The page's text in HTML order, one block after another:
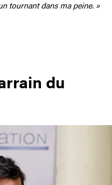
tournant dans ma peine. »
du